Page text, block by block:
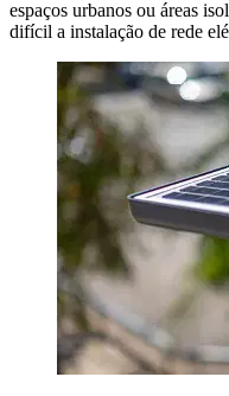
espaços urbanos ou áreas
difícil a instalação de rede